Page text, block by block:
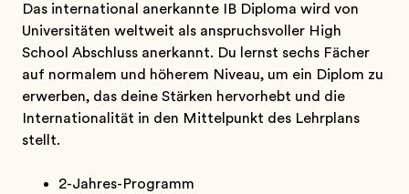
Das international anerkannte IB Diploma wird von
Universitäten weltweit als anspruchsvoller High
School Abschluss anerkannt. Du lernst sechs Fächer
auf normalem und höherem Niveau, um ein Diplom zu
erwerben, das deine Stärken hervorhebt und die
Internationalität in den Mittelpunkt des Lehrplans
stellt.
2-Jahres-Programm